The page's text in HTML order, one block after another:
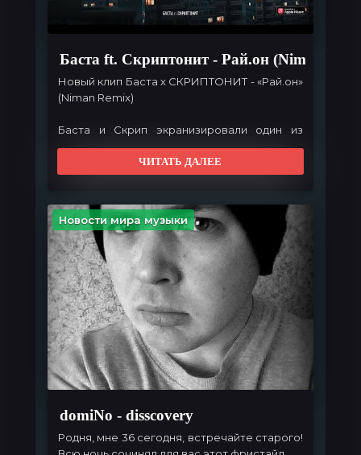
Баста ft. Скриптонит - Рай.он (Niman
Новый клип Баста х СКРИПТОНИТ- «Рай.он»
(Niman Remix)
Баста и Скрип экранизировали один из
ремиксов, который вошёл в недавний
ЧИТАТЬ ДАЛЕЕ
Новости мира музыки
domiNo - disscovery
Родня, мне 36 сегодня, встречайте старого!